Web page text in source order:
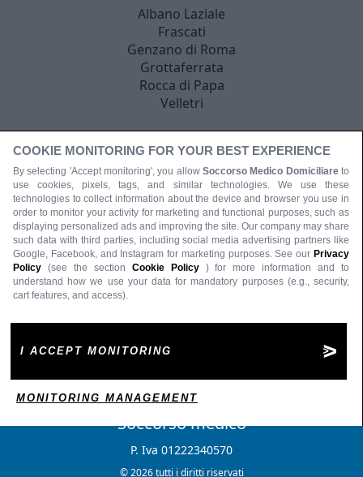
Albano Laziale
Frascati
Genzano di Roma
Grottaferrata
Rocca di Papa
Velletri
Soccorso medico
P. Iva 01222340570
© 2026 tutti i diritti riservati
COOKIE MONITORING FOR YOUR BEST EXPERIENCE
By selecting 'Accept monitoring', you allow Soccorso Medico Domiciliare to
use cookies, pixels, tags, and similar technologies. We use these
technologies to collect information about the device and browser you use in
order to monitor your activity for marketing and functional purposes, such as
displaying personalized ads and improving the site. Our company may share
such data with third parties, including social media advertising partners like
Google, Facebook, and Instagram for marketing purposes. See our Privacy
Policy (see the section Cookie Policy
) for more information and to
understand how we use your data for mandatory purposes (e.g., security,
cart features, and access).
I ACCEPT MONITORING
MONITORING MANAGEMENT